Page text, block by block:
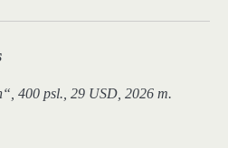
400 psl., 29 USD, 2026 m.